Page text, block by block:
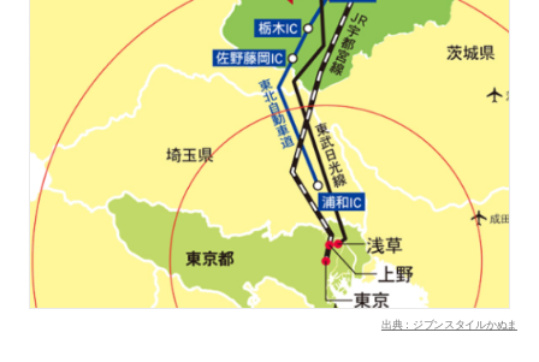
出典：ジブンスタイルかぬま